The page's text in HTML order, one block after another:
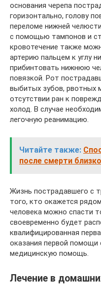
основания черепа
горизонтально, голову
переломе нижней
с помощью тампонов и
кровотечение также
артерию пальцем к углу
прибинтовать нижнюю
повязкой. Рот
выбитых зубов, рвотных
отсутствии ран к
холод. В случае
легочную реанимацию.
Читайте также:
после смерти
Жизнь пострадавшего с
того, кто окажется
человека можно спасти
своевременно будет
квалифицированная
оказания первой помощи
медицинскую помощь.
Лечение в